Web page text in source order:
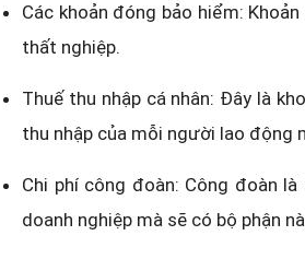
Các khoản đóng bảo hiểm:
thất nghiệp.
Thuế thu nhập cá nhân: Đây là
thu nhập của mỗi người lao động
Chi phí công đoàn: Công đoàn
doanh nghiệp mà sẽ có bộ phận